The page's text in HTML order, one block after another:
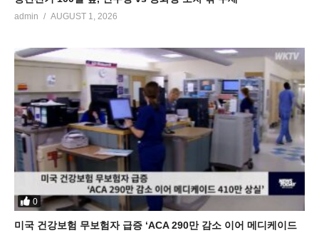
admin AUGUST 1, 2026
0
미국 건강보험 무보험자 급증 ‘ACA 290만 감소 이어 메디케이드